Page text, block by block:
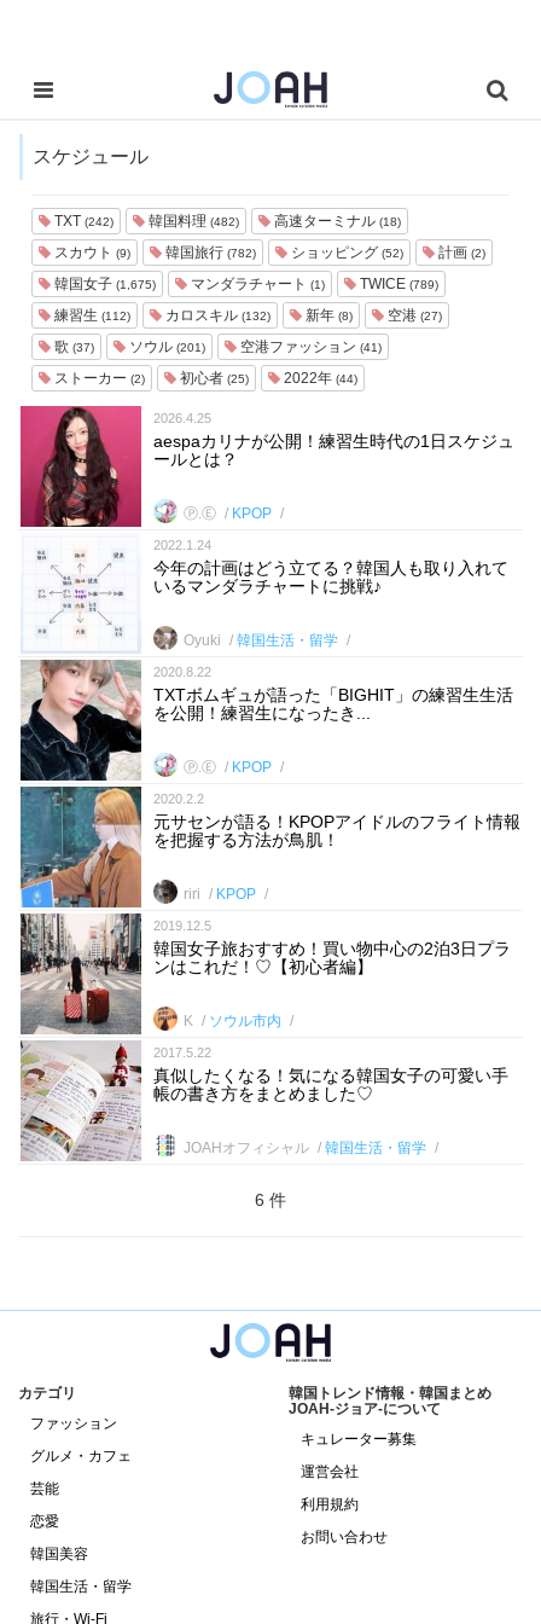
スケジュール
TXT (242) 韓国料理 (482) 高速ターミナル (18)
スカウト (9) 韓国旅行 (782) ショッピング (52) 計画 (2)
韓国女子 (1,675) マンダラチャート (1) TWICE (789)
練習生 (112) カロスキル (132) 新年 (8) 空港 (27)
歌 (37) ソウル (201) 空港ファッション (41)
ストーカー (2) 初心者 (25) 2022年 (44)
2026.4.25
aespaカリナが公開！練習生時代の1日スケジュ
ールとは？
Ⓟ.Ⓔ KPOP
2022.1.24
今年の計画はどう立てる？韓国人も取り入れて
いるマンダラチャートに挑戦♪
Oyuki 韓国生活・留学
2020.8.22
TXTボムギュが語った「BIGHIT」の練習生生活
を公開！練習生になったき...
Ⓟ.Ⓔ KPOP
2020.2.2
元サセンが語る！KPOPアイドルのフライト情報
を把握する方法が鳥肌！
riri KPOP
2019.12.5
韓国女子旅おすすめ！買い物中心の2泊3日プラ
ンはこれだ！♡【初心者編】
K ソウル市内
2017.5.22
真似したくなる！気になる韓国女子の可愛い手
帳の書き方をまとめました♡
JOAHオフィシャル 韓国生活・留学
6 件
カテゴリ
ファッション
グルメ・カフェ
芸能
恋愛
韓国美容
韓国生活・留学
旅行・Wi-Fi
韓国トレンド情報・韓国まとめ
JOAH-ジョア-について
キュレーター募集
運営会社
利用規約
お問い合わせ